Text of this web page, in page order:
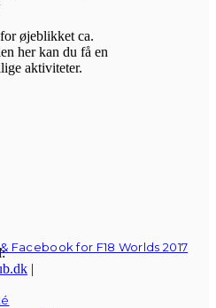
Facebook for F18 Worlds 2017
øjeblikket ca.
her kan du få en
aktiviteter.
|